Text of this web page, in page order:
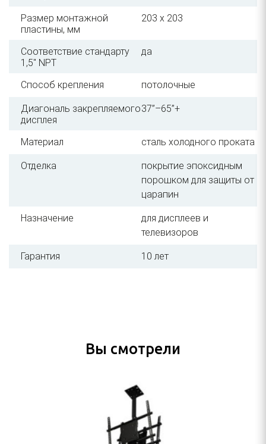
Размер монтажной
пластины, мм
203 x 203
Соответствие стандарту
1,5" NPT
да
Способ крепления потолочные
Диагональ закрепляемого
дисплея
37”–65”+
Материал сталь холодного проката
Отделка
покрытие эпоксидным
порошком для защиты от
царапин
Назначение
для дисплеев и
телевизоров
Гарантия 10 лет
Вы смотрели